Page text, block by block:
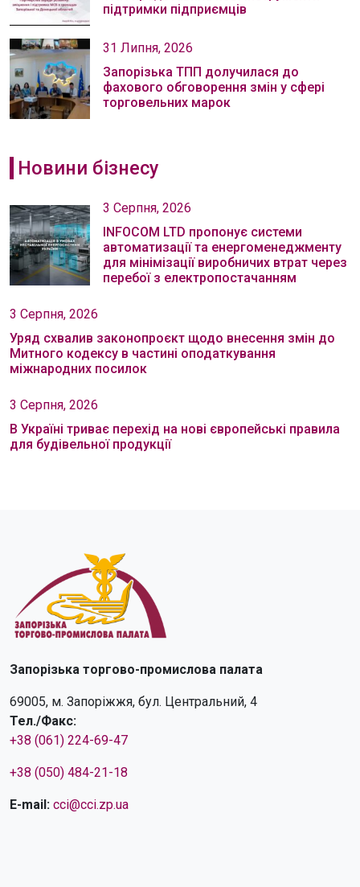
підтримки підприємців
31 Липня, 2026
Запорізька ТПП долучилася до
фахового обговорення змін у сфері
торговельних марок
Новини бізнесу
3 Серпня, 2026
INFOCOM LTD пропонує системи
автоматизації та енергоменеджменту
для мінімізації виробничих втрат через
перебої з електропостачанням
3 Серпня, 2026
Уряд схвалив законопроєкт щодо внесення змін до
Митного кодексу в частині оподаткування
міжнародних посилок
3 Серпня, 2026
В Україні триває перехід на нові європейські правила
для будівельної продукції
Запорізька торгово-промислова палата
69005, м. Запоріжжя, бул. Центральний, 4
Тел./Факс:
+38 (061) 224-69-47
+38 (050) 484-21-18
E-mail: cci@cci.zp.ua